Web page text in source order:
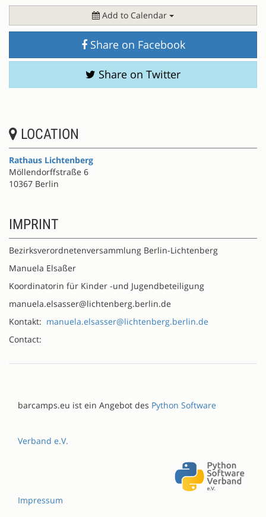
Add to Calendar
Share on Facebook
Share on Twitter
LOCATION
Rathaus Lichtenberg
Möllendorffstraße 6
10367 Berlin
IMPRINT
Bezirksverordnetenversammlung Berlin-Lichtenberg
Manuela Elsaßer
Koordinatorin für Kinder -und Jugendbeteiligung
manuela.elsasser@lichtenberg.berlin.de
Kontakt: manuela.elsasser@lichtenberg.berlin.de
Contact:
barcamps.eu ist ein Angebot des Python Software
Verband e.V.
Impressum